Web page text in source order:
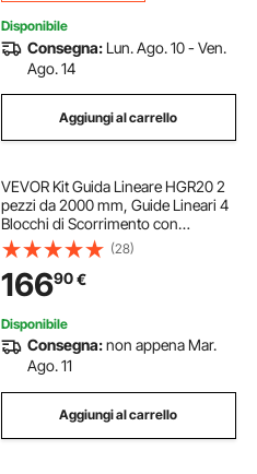
Disponibile
Consegna: Lun. Ago. 10 - Ven.
Ago. 14
Aggiungi al carrello
VEVOR Kit Guida Lineare HGR20 2
pezzi da 2000 mm, Guide Lineari 4
Blocchi di Scorrimento con
Cuscinetti, Kit Antiruggine per Fai
da te, Router CNC, Torni, Fresatrici,
Stampanti 3D
(28)
16690€
Disponibile
Consegna:non appena Mar.
Ago. 11
Aggiungi al carrello